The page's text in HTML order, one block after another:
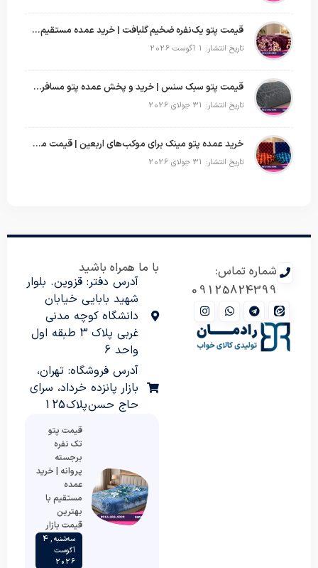
قیمت پتو یک‌نفره ضخیم گلبافت | خرید عمده مستقیم با بهترین قیمت
تاریخ انتشار: 1 آگوست 2026
قیمت پتو سبک سنس | خرید و پخش عمده پتو مسافرتی Sense
تاریخ انتشار: 31 جولای 2026
خرید عمده پتو مینک برای موکب‌های اربعین | قیمت مناسب و ارسال سریع
تاریخ انتشار: 31 جولای 2026
شماره تماس:
09125824399
با ما همراه باشید
آدرس دفتر: قزوین. بلوار
شهید بابایی خیابان
دانشگاه کوچه مدنی
غربی پلاک 3 طبقه اول
واحد 6
آدرس فروشگاه: تهران،
بازار پانزده خرداد، سرای
حاج حسن پلاک 125
قیمت پتو
تک نفره
برجسته
پروانه | خرید
عمده
مستقیم با
بهترین
قیمت بازار
سه‌شنبه , 4
آگوست
2026